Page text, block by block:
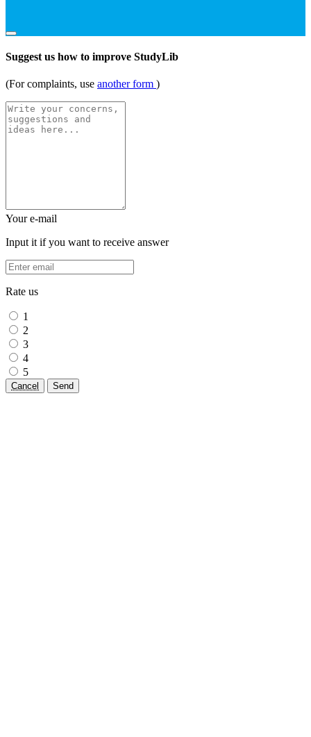
Suggest us how to improve StudyLib
(For complaints, use another form )
Your e-mail
Input it if you want to receive answer
Rate us
1
2
3
4
5
Cancel Send